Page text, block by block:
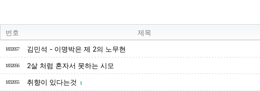
번호 제목
1832057 김민석 - 이명박은 제 2의 노무현
1832056 2살 처럼 혼자서 못하는 시모
1832055 취향이 있다는것 1